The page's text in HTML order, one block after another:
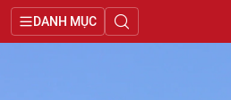
DANH MỤC